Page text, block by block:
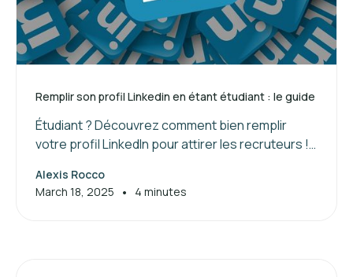
Remplir son profil Linkedin en étant étudiant : le guide
Étudiant ? Découvrez comment bien remplir
votre profil LinkedIn pour attirer les recruteurs !
compétences et booster votre réseau.
Alexis Rocco
March 18, 2025
• 4 minutes